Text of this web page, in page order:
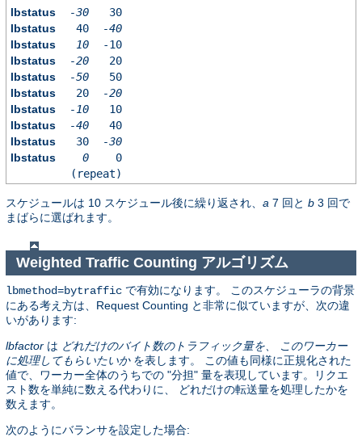
lbstatus -30
30
lbstatus
40
-40
lbstatus
10
-10
lbstatus
-20
20
lbstatus
-50
50
lbstatus
20
-20
lbstatus
-10
10
lbstatus
-40
40
lbstatus
30
-30
lbstatus
0
0
(repeat)
スケジュールは 10 スケジュール後に繰り返され、 a 7 回と b 3 回で
まばらに選ばれます。
Weighted Traffic Counting アルゴリズム
lbmethod=bytraffic で有効になります。 このスケジューラの背景
にある考え方は、Request Counting と非常に似ていますが、次の違
いがあります:
lbfactor は どれだけのバイト数のトラフィック量を、 このワーカー
に処理してもらいたいかを表します。 この値も同様に正規化された
値で、ワーカー全体のうちでの "分担" 量を表現しています。リクエ
スト数を単純に数える代わりに、 どれだけの転送量を処理したかを
数えます。
次のようにバランサを設定した場合: